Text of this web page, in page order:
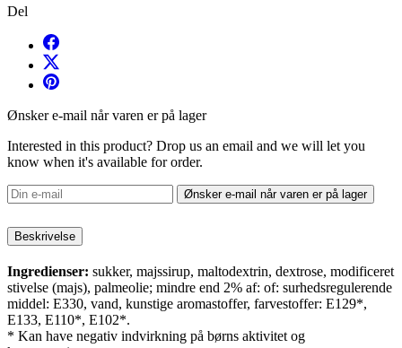
Del
Ønsker e-mail når varen er på lager
Interested in this product? Drop us an email and we will let you
know when it's available for order.
Ønsker e-mail når varen er på lager
Beskrivelse
Ingredienser: sukker, majssirup, maltodextrin, dextrose, modificeret
stivelse (majs), palmeolie; mindre end 2% af: of: surhedsregulerende
middel: E330, vand, kunstige aromastoffer, farvestoffer: E129*,
E133, E110*, E102*.
* Kan have negativ indvirkning på børns aktivitet og